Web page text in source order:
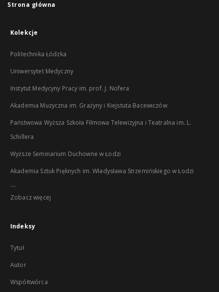
Strona główna
Kolekcje
Politechnika Łódzka
Uniwersytet Medyczny
Instytut Medycyny Pracy im. prof. J. Nofera
Akademia Muzyczna im. Grażyny i Kiejstuta Bacewiczów
Państwowa Wyższa Szkoła Filmowa Telewizyjna i Teatralna im. L.
Schillera
Wyższe Seminarium Duchowne w Łodzi
Akademia Sztuk Pięknych im. Władysława Strzemińskiego w Łodzi
...
Zobacz więcej
Indeksy
Tytuł
Autor
Współtwórca